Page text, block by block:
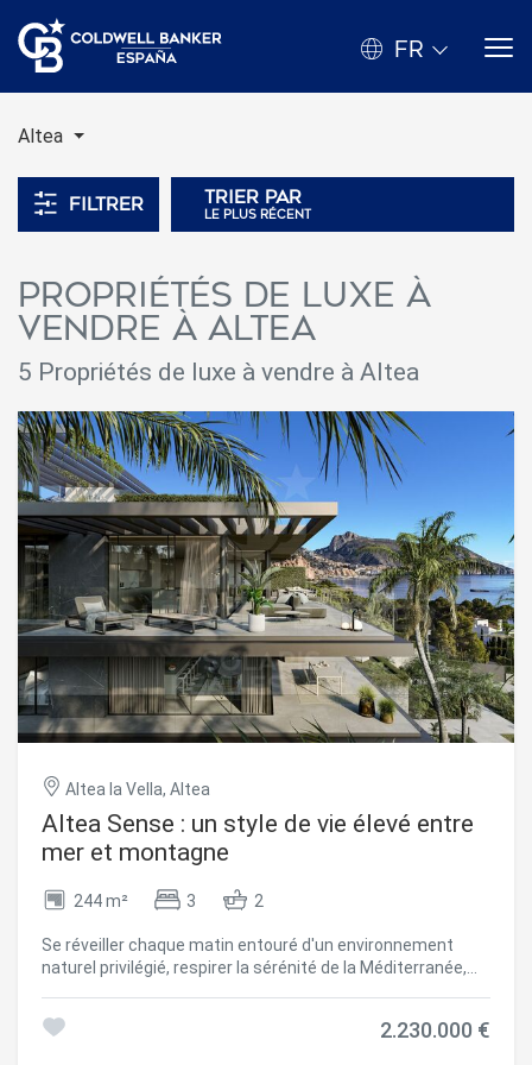
FR
Altea
Filtrer Trier par
le plus récent
Propriétés de luxe à
vendre à Altea
5 Propriétés de luxe à vendre à Altea
Altea la Vella, Altea
Altea Sense : un style de vie élevé entre
mer et montagne
244 m² 3 2
Se réveiller chaque matin entouré d'un environnement
naturel privilégié, respirer la sérénité de la Méditerranée,
Costa Blanca, Altea Sense est né, un projet résidentiel
2.230.000 €